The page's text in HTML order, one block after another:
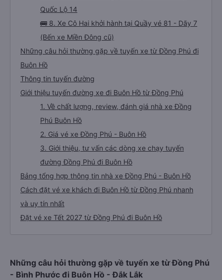
Quốc Lộ 14
🚌 8. Xe Cô Hai khởi hành tại Quầy vé 81 - Dãy 7
(Bến xe Miền Đông cũ)
Những câu hỏi thường gặp về tuyến xe từ Đồng Phú đi
Buôn Hồ
Thông tin tuyến đường
Giới thiệu tuyến đường xe đi Buôn Hồ từ Đồng Phú
1. Về chất lượng, review, đánh giá nhà xe Đồng
Phú Buôn Hồ
2. Giá vé xe Đồng Phú - Buôn Hồ
3. Giới thiệu, tư vấn các dòng xe chạy tuyến
đường Đồng Phú đi Buôn Hồ
Bảng tổng hợp thông tin nhà xe Đồng Phú - Buôn Hồ
Cách đặt vé xe khách đi Buôn Hồ từ Đồng Phú nhanh
và uy tín nhất
Đặt vé xe Tết 2027 từ Đồng Phú đi Buôn Hồ
Những câu hỏi thường gặp về tuyến xe từ Đồng Phú
- Bình Phước đi Buôn Hồ - Đắk Lắk